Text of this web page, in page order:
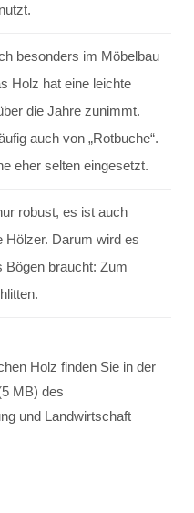
besonders im Möbelbau
Holz hat eine leichte
die Jahre zunimmt.
auch von „Rotbuche“.
eher selten eingesetzt.
robust, es ist auch
Hölzer. Darum wird es
Bögen braucht: Zum
Holz finden Sie in der
MB) des
und Landwirtschaft